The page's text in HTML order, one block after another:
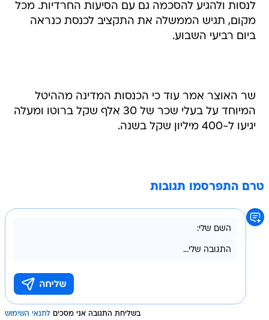
לנסות ולהגיע להסכמה גם עם הסיעות החרדיות. מכל
מקום, תגיש הממשלה את התקציב לכנסת כנראה
ביום רביעי השבוע.
שר האוצר אמר עוד כי הכנסות המדינה מההיטל
המיוחד על בעלי שכר של 30 אלף שקל ברוטו ומעלה
יגיעו ל-400 מיליון שקל בשנה.
טרם התפרסמו תגובות
בשליחת התגובה אני מסכים לתנאי השימוש